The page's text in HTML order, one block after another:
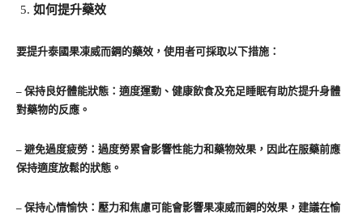
如何提升藥效
要提升泰國果凍威而鋼的藥效，使用者可採取以下措施：
– 保持良好體能狀態：適度運動、健康飲食及充足睡眠有助於提升身體
對藥物的反應。
– 避免過度疲勞：過度勞累會影響性能力和藥物效果，因此在服藥前應
保持適度放鬆的狀態。
– 保持心情愉快：壓力和焦慮可能會影響果凍威而鋼的效果，建議在愉